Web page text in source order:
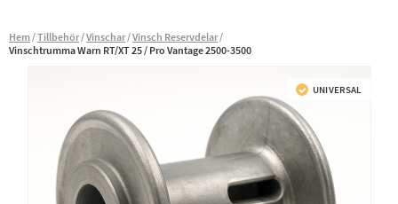
Hem Tillbehör Vinschar Vinsch Reservdelar
Vinschtrumma Warn RT/XT 25 / Pro Vantage 2500-3500
UNIVERSAL